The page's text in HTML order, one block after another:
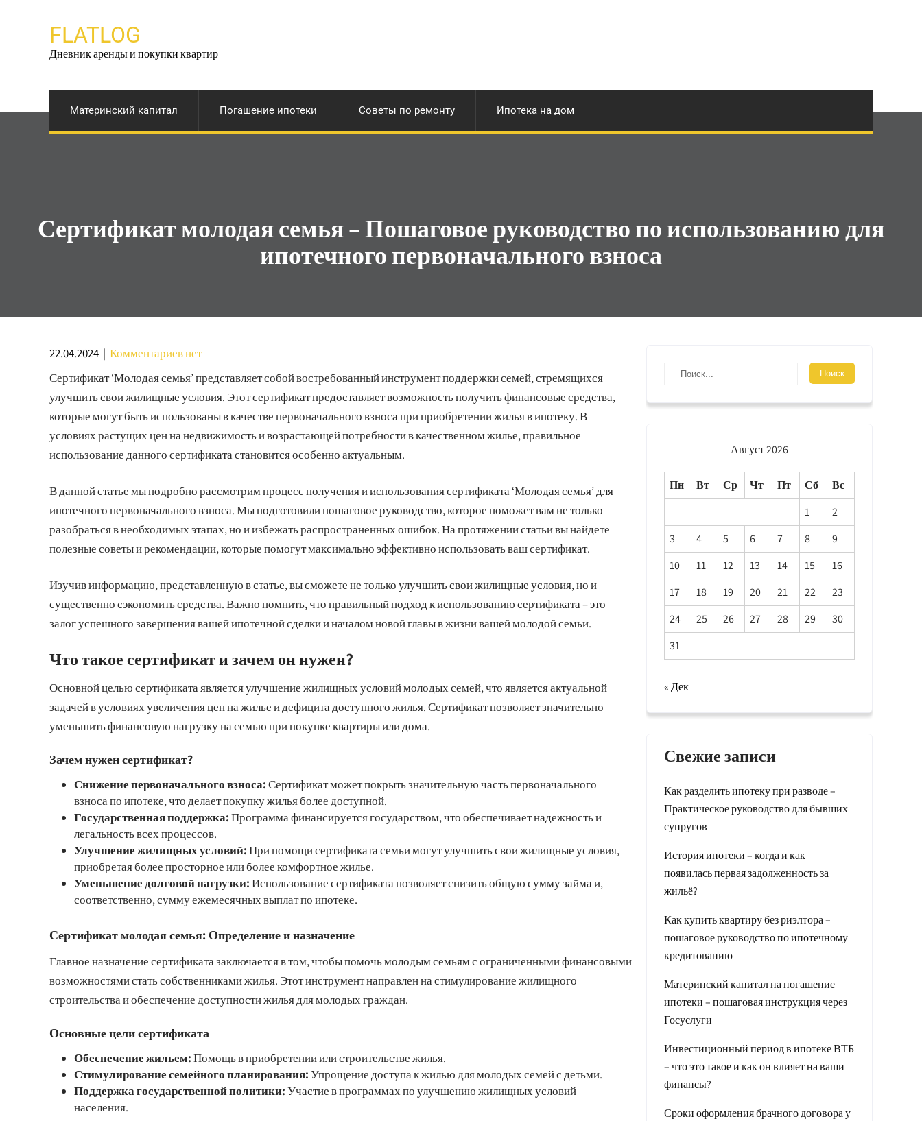
содержимомуFLATLOG
Дневник аренды и покупки квартир
Материнский капитал Погашение ипотеки Советы по ремонту Ипотека на дом
Сертификат молодая семья – Пошаговое руководство по использованию для
ипотечного первоначального взноса
22.04.2024 | Комментариев нет
Сертификат ‘Молодая семья’ представляет собой востребованный инструмент поддержки семей, стремящихся
улучшить свои жилищные условия. Этот сертификат предоставляет возможность получить финансовые средства,
которые могут быть использованы в качестве первоначального взноса при приобретении жилья в ипотеку. В
условиях растущих цен на недвижимость и возрастающей потребности в качественном жилье, правильное
использование данного сертификата становится особенно актуальным.
В данной статье мы подробно рассмотрим процесс получения и использования сертификата ‘Молодая семья’ для
ипотечного первоначального взноса. Мы подготовили пошаговое руководство, которое поможет вам не только
разобраться в необходимых этапах, но и избежать распространенных ошибок. На протяжении статьи вы найдете
полезные советы и рекомендации, которые помогут максимально эффективно использовать ваш сертификат.
Изучив информацию, представленную в статье, вы сможете не только улучшить свои жилищные условия, но и
существенно сэкономить средства. Важно помнить, что правильный подход к использованию сертификата – это
залог успешного завершения вашей ипотечной сделки и началом новой главы в жизни вашей молодой семьи.
Что такое сертификат и зачем он нужен?
Основной целью сертификата является улучшение жилищных условий молодых семей, что является актуальной
задачей в условиях увеличения цен на жилье и дефицита доступного жилья. Сертификат позволяет значительно
уменьшить финансовую нагрузку на семью при покупке квартиры или дома.
Зачем нужен сертификат?
Снижение первоначального взноса:Сертификат может покрыть значительную часть первоначального
взноса по ипотеке, что делает покупку жилья более доступной.
Государственная поддержка:Программа финансируется государством, что обеспечивает надежность и
легальность всех процессов.
Улучшение жилищных условий:При помощи сертификата семьи могут улучшить свои жилищные условия,
приобретая более просторное или более комфортное жилье.
Уменьшение долговой нагрузки:Использование сертификата позволяет снизить общую сумму займа и,
соответственно, сумму ежемесячных выплат по ипотеке.
Сертификат молодая семья: Определение и назначение
Главное назначение сертификата заключается в том, чтобы помочь молодым семьям с ограниченными финансовыми
возможностями стать собственниками жилья. Этот инструмент направлен на стимулирование жилищного
строительства и обеспечение доступности жилья для молодых граждан.
Основные цели сертификата
Обеспечение жильем:Помощь в приобретении или строительстве жилья.
Стимулирование семейного планирования:Упрощение доступа к жилью для молодых семей с детьми.
Поддержка государственной политики:Участие в программах по улучшению жилищных условий
населения.
Август 2026
Пн Вт Ср Чт Пт Сб
Вс
1
2
3
4 5 6 7 8
9
10
11 12 13 14 15
16
17
18 19 20 21 22
23
24
25 26 27 28 29
30
31
« Дек
Свежие записи
Как разделить ипотеку при разводе –
Практическое руководство для бывших
супругов
История ипотеки – когда и как
появилась первая задолженность за
жильё?
Как купить квартиру без риэлтора –
пошаговое руководство по ипотечному
кредитованию
Материнский капитал на погашение
ипотеки – пошаговая инструкция через
Госуслуги
Инвестиционный период в ипотеке ВТБ
– что это такое и как он влияет на ваши
финансы?
Сроки оформления брачного договора у